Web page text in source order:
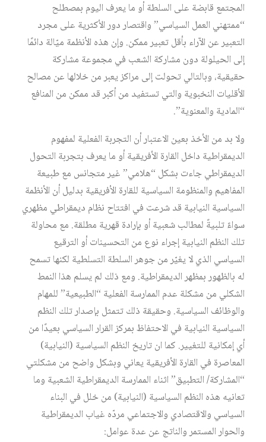
المجتمع قابضة على السلطة أو ما يعرف اليوم بمصطلح
“ممتهني العمل السياسي” واقتصار دور الأكثرية على مجرد
التعبير عن الآراء بأقل تعبير ممكن. وإن هذه الأنظمة ميّالة دائمًا
إلى الحيلولة دون مشاركة الشعب في مجموعة مشاركة
حقيقية، وبالتالي تحولت إلى مراكز يعبر من خلالها عن مصالح
الأقليات النخبوية والتي تستفيد من أكبر قد ممكن من المنافع
“المادية والمعنوية”.
ولا بد من الأخذ بعين الاعتبار أن التجربة الفعلية لمفهوم
الديمقراطية داخل القارة الأفريقية أو ما يعرف بتجربة التحول
الديمقراطي جاءت بشكل “هلامي” غير متجانس مع طبيعة
المفاهيم والمنظومة السياسية للقارة الأفريقية بدليل أن الأنظمة
السياسية النيابية قد شرعت في افتتاح نظام ديمقراطي مظهري
سواءً تلبيةً لمطالب شعبية أو بإرادة قهرية مطلقة. مع محاولة
تلك النظم النيابية إجراء نوع من التحسينات أو الترقيع
السياسي الذي لا يغيّر من جوهر السلطة التسلطية لكنها تسمح
له بالظهور بمظهر الديمقراطية. ومع ذلك لم يسلم هذا النمط
الشكلي من مشكلة عدم الممارسة الفعلية “الطبيعية” للمهام
والوظائف السياسية. وحقيقة ذلك تتمثل بإصدار تلك النظم
السياسية النيابية في الاحتفاظ بمركز القرار السياسي بعيدًا من
أي إمكانية للتغيير. كما ان تاريخ النظم السياسية (النيابية)
المعاصرة في القارة الأفريقية يعاني وبشكل واضح من مشكلتي
“المشاركة/ التطبيق” اثناء الممارسة الديمقراطية الشعبية وما
تعانيه هذه النظم السياسية (النيابية) من خلل في البناء
السياسي والاقتصادي والاجتماعي مردّه غياب الديمقراطية
والحوار المستمر والناتج عن عدة عوامل: